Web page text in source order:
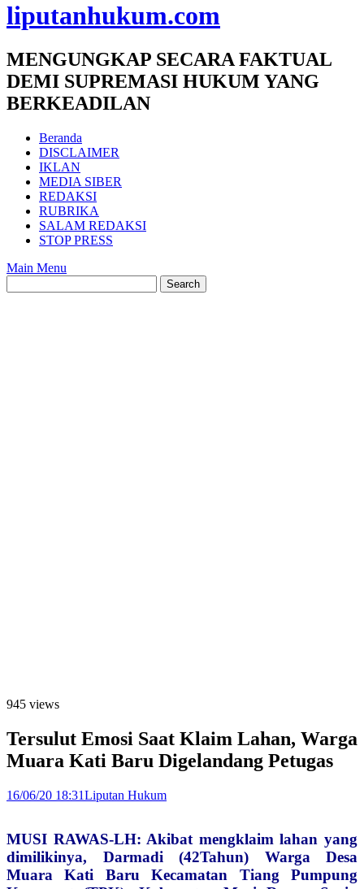
liputanhukum.com
MENGUNGKAP SECARA FAKTUAL
DEMI SUPREMASI HUKUM YANG
BERKEADILAN
Beranda
DISCLAIMER
IKLAN
MEDIA SIBER
REDAKSI
RUBRIKA
SALAM REDAKSI
STOP PRESS
Main Menu
945 views
Tersulut Emosi Saat Klaim Lahan, Warga
Muara Kati Baru Digelandang Petugas
16/06/20 18:31Liputan Hukum
MUSI RAWAS-LH: Akibat mengklaim lahan yang
dimilikinya, Darmadi (42Tahun) Warga Desa
Muara Kati Baru Kecamatan Tiang Pumpung